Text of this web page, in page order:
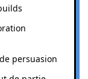
persuasion